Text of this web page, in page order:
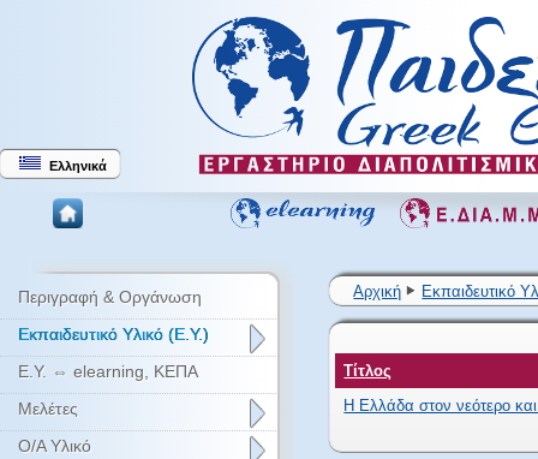
Ελληνικά
Περιγραφή & Οργάνωση
Εκπαιδευτικό Υλικό (Ε.Υ.)
Ε.Υ. ⇔ elearning, ΚΕΠΑ
Μελέτες
Ο/Α Υλικό
Αρχική Εκπαιδευτικό
Τίτλος
Η Ελλάδα στον νεότερο